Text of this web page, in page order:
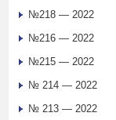
№218 — 2022
№216 — 2022
№215 — 2022
№ 214 — 2022
№ 213 — 2022